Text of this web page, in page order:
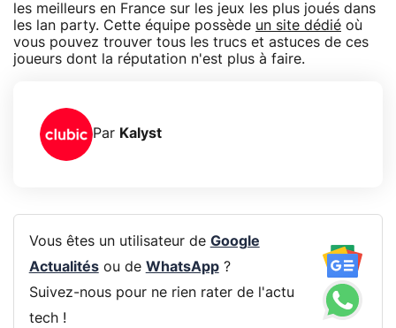
les meilleurs en France sur les jeux les plus joués dans
les lan party. Cette équipe possède un site dédié où
vous pouvez trouver tous les trucs et astuces de ces
joueurs dont la réputation n'est plus à faire.
Par Kalyst
Vous êtes un utilisateur de Google
Actualitésou de WhatsApp?
Suivez-nous pour ne rien rater de l'actu
tech !